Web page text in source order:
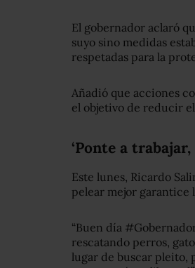
El gobernador aclaró
suyo sino medidas
respetadas para la
Añadió que acciones
el objetivo de reducir
‘Ponte a
Este lunes, Ricardo
pelear mejor garantice
“Buen día
rescatando perros,
lugar de buscar pleito,